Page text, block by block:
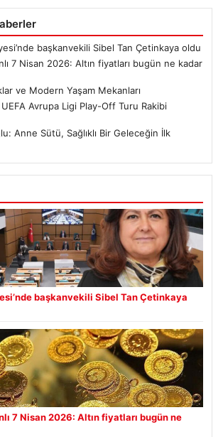
başkanvekili Sibel Tan Çetinkaya oldu
7 Nisan 2026: Altın fiyatları bugün ne kadar
ve Modern Yaşam Mekanları
Avrupa Ligi Play-Off Turu Rakibi
Anne Sütü, Sağlıklı Bir Geleceğin İlk
başkanvekili Sibel Tan Çetinkaya
7 Nisan 2026: Altın fiyatları bugün ne